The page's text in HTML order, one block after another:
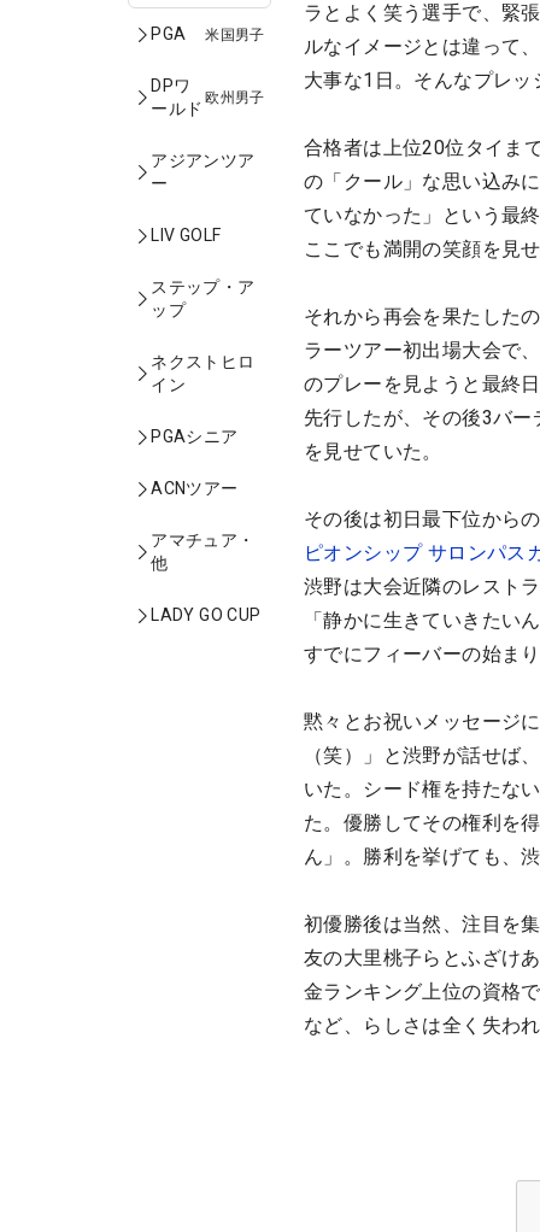
PGA 米国男子
DPワ
ールド
欧州男子
アジアンツア
ー
LIV GOLF
ステップ・ア
ップ
ネクストヒロ
イン
PGAシニア
ACNツアー
アマチュア・
他
LADY GO CUP
ラとよく笑う選手で、緊
ルなイメージとは違って
大事な1日。そんなプレ
合格者は上位20位タイま
の「クール」な思い込み
ていなかった」という最
ここでも満開の笑顔を見
それから再会を果たした
ラーツアー初出場大会で
のプレーを見ようと最終
先行したが、その後3バ
を見せていた。
その後は初日最下位から
ピオンシップ サロンパス
渋野は大会近隣のレスト
「静かに生きていきたい
すでにフィーバーの始ま
黙々とお祝いメッセージ
（笑）」と渋野が話せば
いた。シード権を持たな
た。優勝してその権利を
ん」。勝利を挙げても、
初優勝後は当然、注目を
友の大里桃子らとふざけ
金ランキング上位の資格
など、らしさは全く失わ